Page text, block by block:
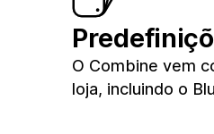
O Combine vem
loja, incluindo o